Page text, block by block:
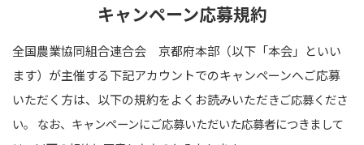
キャンペーン応募規約
全国農業協同組合連合会 京都府本部（以下「本会」といい
ます）が主催する下記アカウントでのキャンペーンへご応募
いただく方は、以下の規約をよくお読みいただきご応募くださ
い。 なお、キャンペーンにご応募いただいた応募者につきまして